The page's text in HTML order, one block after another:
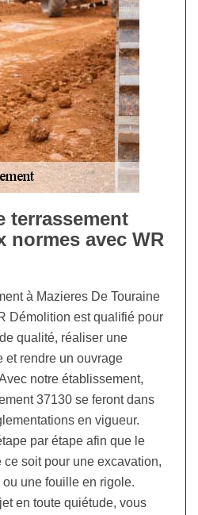
terrassement
normes avec WR
à Mazieres De Touraine
Démolition est qualifié pour
qualité, réaliser une
et rendre un ouvrage
notre établissement,
37130 se feront dans
en vigueur.
par étape afin que le
ce soit pour une excavation,
une fouille en rigole.
en toute quiétude, vous